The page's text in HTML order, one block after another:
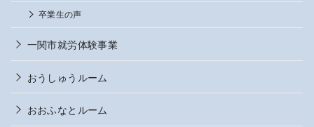
卒業生の声
一関市就労体験事業
おうしゅうルーム
おおふなとルーム